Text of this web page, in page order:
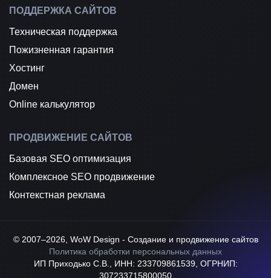
ПОДДЕРЖКА САЙТОВ
Техническая поддержка
Пожизненная гарантия
Хостинг
Домен
Online калькулятор
ПРОДВИЖЕНИЕ САЙТОВ
Базовая SEO оптимизация
Комплексное SEO продвижение
Контекстная реклама
© 2007–2026, WoW Design - Создание и продвижение сайтов
Политика обработки персональных данных
ИП Приходько С.В., ИНН: 233709861539, ОГРНИП:
307233715800050